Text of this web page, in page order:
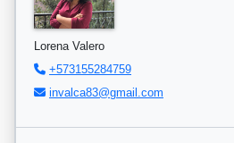
Lorena Valero
+573155284759
invalca83@gmail.com